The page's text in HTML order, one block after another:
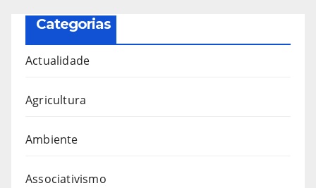
Categorias
Actualidade
Agricultura
Ambiente
Associativismo